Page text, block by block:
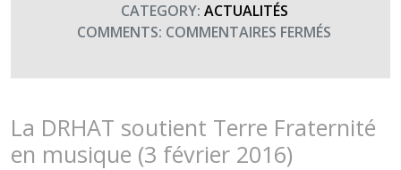
CATEGORY: ACTUALITÉS
COMMENTS: COMMENTAIRES FERMÉS
GÉNÉRAL
TERRE
La DRHAT soutient Terre Fraternité
en musique (3 février 2016)